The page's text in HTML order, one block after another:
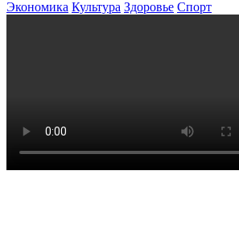
Экономика Культура Здоровье Спорт